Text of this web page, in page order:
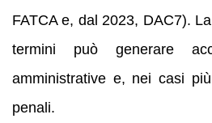
FATCA e, dal 2023, DAC7).
termini può generare
amministrative e, nei casi
penali.